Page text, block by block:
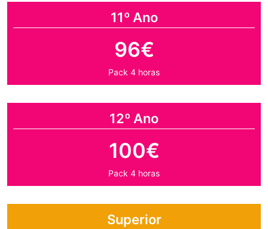
11º Ano
96€
Pack 4 horas
12º Ano
100€
Pack 4 horas
Superior